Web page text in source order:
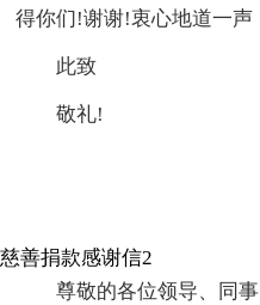
得你们!谢谢!衷心地道一声
此致
敬礼!
慈善捐款感谢信2
尊敬的各位领导、同